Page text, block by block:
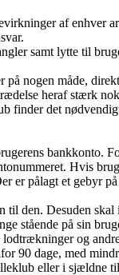
af enhver
samt lytte til
nogen måde,
heraf stærk
finder det
bankkonto.
Hvis
er pålagt et gebyr
til den. Desuden
stående på sin
og
90 dage, med
eller i sjældne